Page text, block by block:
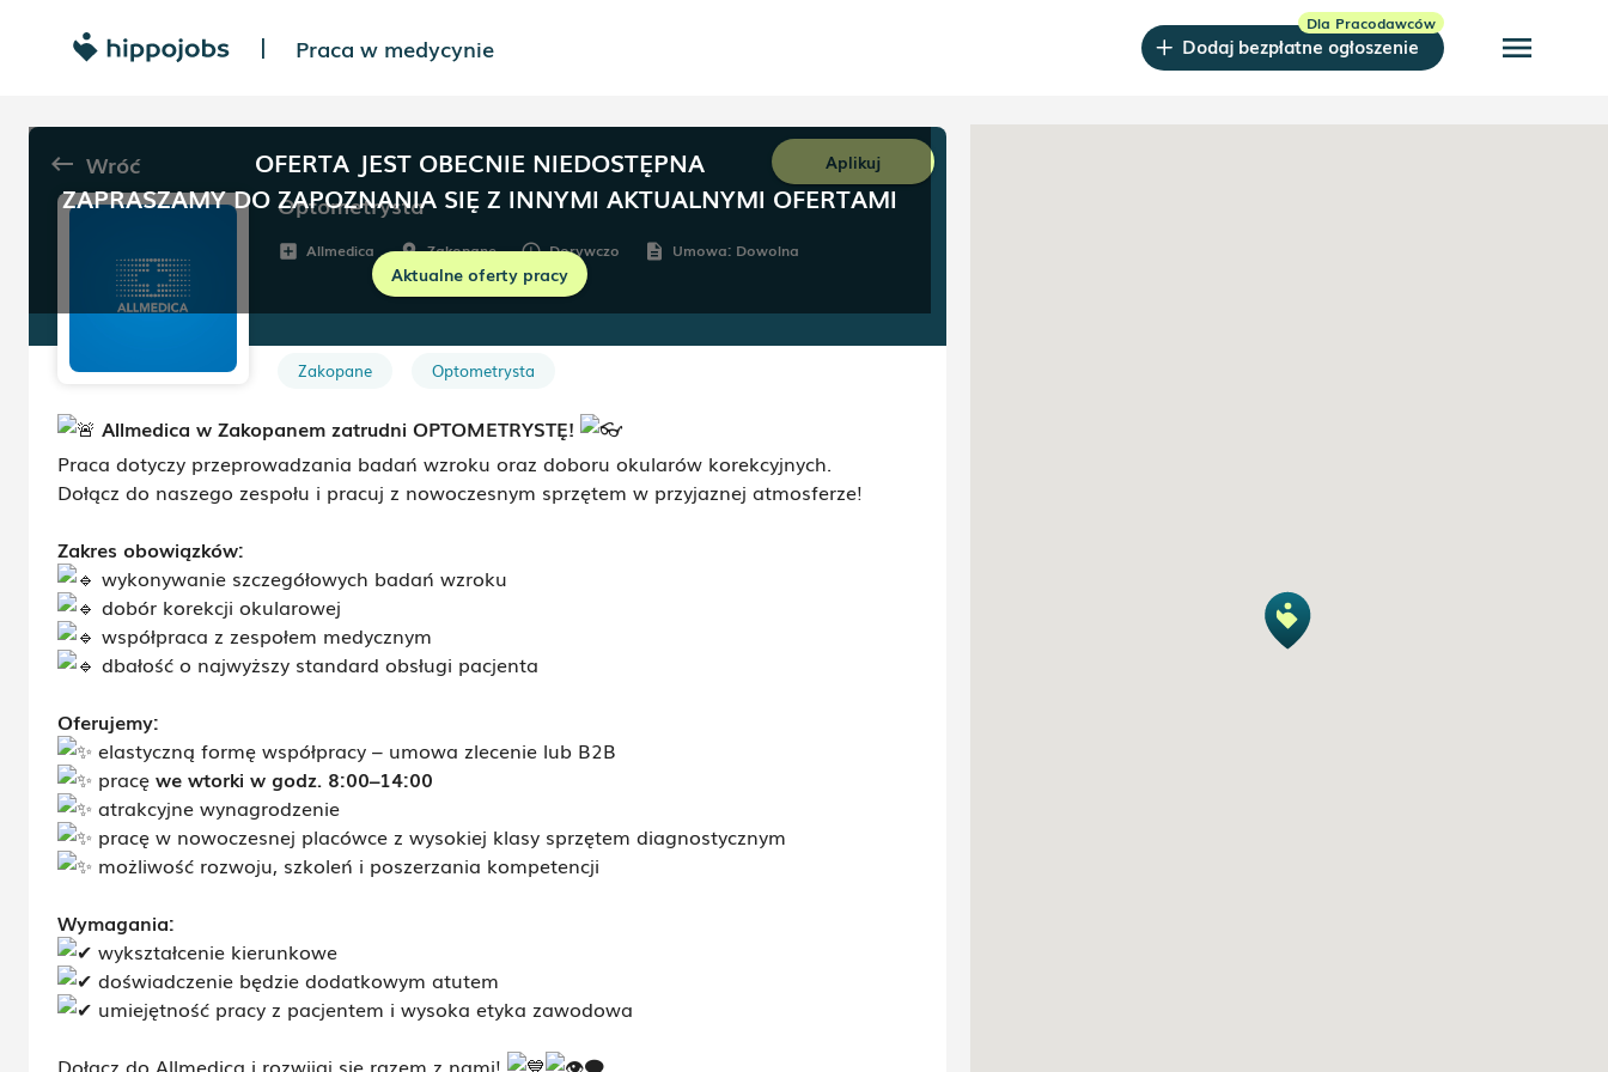
| Praca w medycynie Dodaj bezpłatne ogłoszenie menu
OFERTA JEST OBECNIE NIEDOSTĘPNA
ZAPRASZAMY DO ZAPOZNANIA SIĘ Z INNYMI AKTUALNYMI OFERTAMI
Aktualne oferty pracy
keyboard_backspace Wróć Aplikuj
Optometrysta
add_box Allmedica room Zakopane schedule Dorywczo description Umowa: Dowolna
Zakopane Optometrysta
Allmedica w Zakopanem zatrudni OPTOMETRYSTĘ!
Praca dotyczy przeprowadzania badań wzroku oraz doboru okularów korekcyjnych.
Dołącz do naszego zespołu i pracuj z nowoczesnym sprzętem w przyjaznej atmosferze!
Zakres obowiązków:
wykonywanie szczegółowych badań wzroku
dobór korekcji okularowej
współpraca z zespołem medycznym
dbałość o najwyższy standard obsługi pacjenta
Oferujemy:
elastyczną formę współpracy – umowa zlecenie lub B2B
pracę we wtorki w godz. 8:00–14:00
atrakcyjne wynagrodzenie
pracę w nowoczesnej placówce z wysokiej klasy sprzętem diagnostycznym
możliwość rozwoju, szkoleń i poszerzania kompetencji
Wymagania:
wykształcenie kierunkowe
doświadczenie będzie dodatkowym atutem
umiejętność pracy z pacjentem i wysoka etyka zawodowa
Dołącz do Allmedica i rozwijaj się razem z nami!